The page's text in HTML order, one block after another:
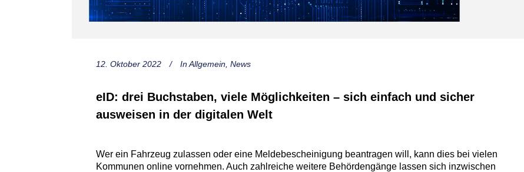
12. Oktober 2022 In Allgemein, News
eID: drei Buchstaben, viele Möglichkeiten – sich einfach und sicher
ausweisen in der digitalen Welt
Wer ein Fahrzeug zulassen oder eine Meldebescheinigung beantragen will, kann dies bei vielen
Kommunen online vornehmen. Auch zahlreiche weitere Behördengänge lassen sich inzwischen